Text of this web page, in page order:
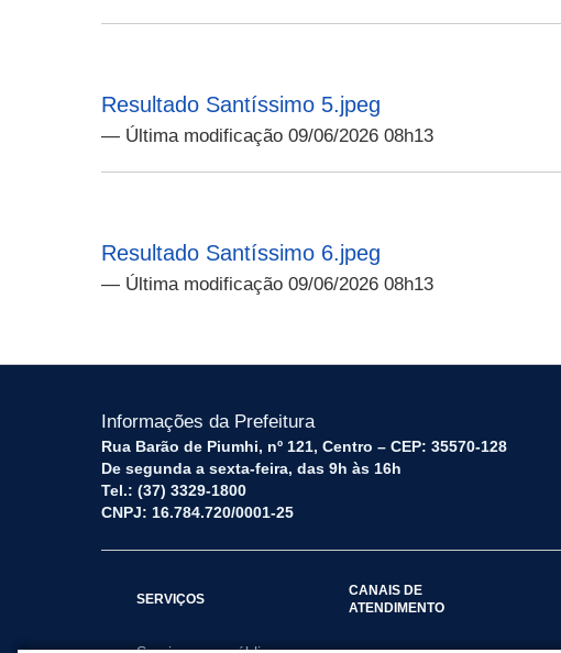
Resultado Santíssimo 5.jpeg
— Última modificação 09/06/2026 08h13
Resultado Santíssimo 6.jpeg
— Última modificação 09/06/2026 08h13
Informações da Prefeitura
Rua Barão de Piumhi, nº 121, Centro – CEP: 35570-128
De segunda a sexta-feira, das 9h às 16h
Tel.: (37) 3329-1800
CNPJ: 16.784.720/0001-25
SERVIÇOS
CANAIS DE
ATENDIMENTO